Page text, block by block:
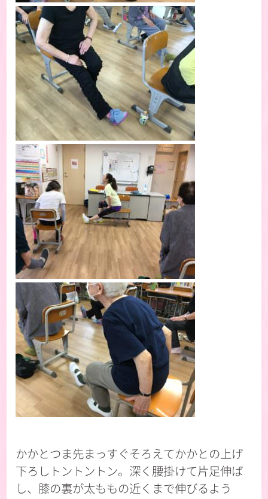
かかとつま先まっすぐそろえてかかとの上げ
下ろしトントントン。深く腰掛けて片足伸ば
し、膝の裏が太ももの近くまで伸びるよう